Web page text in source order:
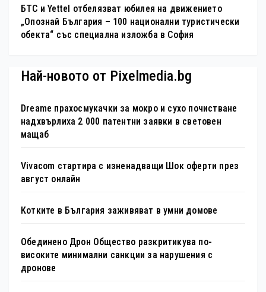
БТС и Yettel отбелязват юбилея на движението
„Опознай България – 100 национални туристически
обекта“ със специална изложба в София
Най-новото от Pixelmedia.bg
Dreame прахосмукачки за мокро и сухо почистване
надхвърлиха 2 000 патентни заявки в световен
мащаб
Vivacom стартира с изненадващи Шок оферти през
август онлайн
Котките в България заживяват в умни домове
Обединено Дрон Общество разкритикува по-
високите минимални санкции за нарушения с
дронове